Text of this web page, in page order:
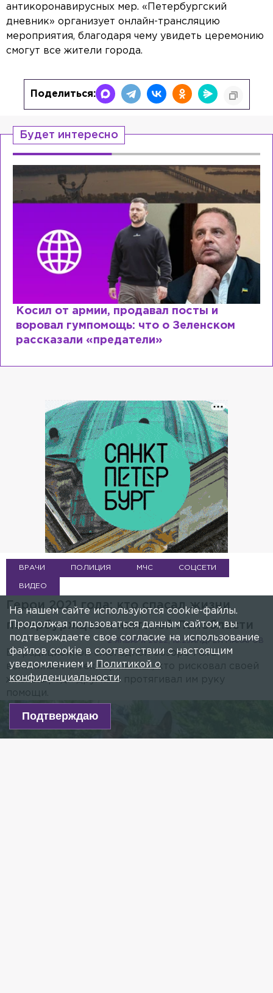
антикоронавирусных мер. «Петербургский
дневник» организует онлайн-трансляцию
мероприятия, благодаря чему увидеть церемонию
смогут все жители города.
Поделиться:
Будет интересно
Косил от армии, продавал посты и
воровал гумпомощь: что о Зеленском
рассказали «предатели»
ВРАЧИ ПОЛИЦИЯ МЧС СОЦСЕТИ
ВИДЕО
Герои 2021 года: кто спасал жизни
петербуржцев и жителей Ленобласти
АНДРЕЙ МАКАРОВ
2 ЯНВАРЯ 2022, 18:23
В традиционном ежегодном обзоре 78.ru
вспоминает о тех горожанах, кто рисковал своей
жизнью ради других и протягивал им руку
помощи.
На нашем сайте используются cookie-файлы.
Продолжая пользоваться данным сайтом, вы
подтверждаете свое согласие на использование
файлов cookie в соответствии с настоящим
уведомлением и Политикой о
конфиденциальности.
Подтверждаю